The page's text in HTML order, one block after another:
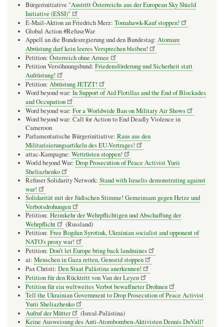
Bürgerinitiative "Austritt Österreichs aus der European Sky Shield
Initiative (ESSI)"
E-Mail-Aktion an Friedrich Merz: Tomahawk-Kauf stoppen!
Global Action #RefuseWar
Appell an die Bundesregierung und den Bundestag: Atomare
Abrüstung darf kein leeres Versprechen bleiben!
Petition: Österreich ohne Armee
Petition Versöhnungsbund: Friedensförderung und Sicherheit statt
Aufrüstung!
Petition: Abrüstung JETZT!
Word beyond war: In Support of Aid Flotillas and the End of Blockades
and Occupation
Word beyond war: For a Worldwide Ban on Military Air Shows
Word beyond war: Call for Action to End Deadly Violence in
Cameroon
Parlamentarische Bürgerinitiative: Raus aus den
Militarisierungsartikeln des EU-Vertrages!
attac-Kampagne: Wettrüsten stoppen!
World beyond War: Drop Prosecution of Peace Activist Yurii
Sheliazhenko
Refuser Solidarity Network: Stand with Israelis demonstrating against
war!
Solidarität mit der Jüdischen Stimme! Gemeinsam gegen Hetze und
Verbotsdrohungen
Petition: Heimkehr der Wehrpflichtigen und Abschaffung der
Wehrpflicht
(Russland)
Petition: Free Bogdan Syrotiuk, Ukrainian socialist and opponent of
NATO's proxy war!
Petition: Don’t let Europe bring back landmines
ai: Menschen in Gaza retten, Genozid stoppen
Pax Christi: Den Staat Palästina anerkennen!
Petition für den Rücktritt von Van der Leyen
Petition für ein weltweites Verbot bewaffneter Drohnen
Tell the Ukrainian Government to Drop Prosecution of Peace Activist
Yurii Sheliazhenko
Aufruf der Mütter
(Isreal-Palästina)
Keine Ausweisung des Anti-Atombomben-Aktivisten Dennis DuVall!